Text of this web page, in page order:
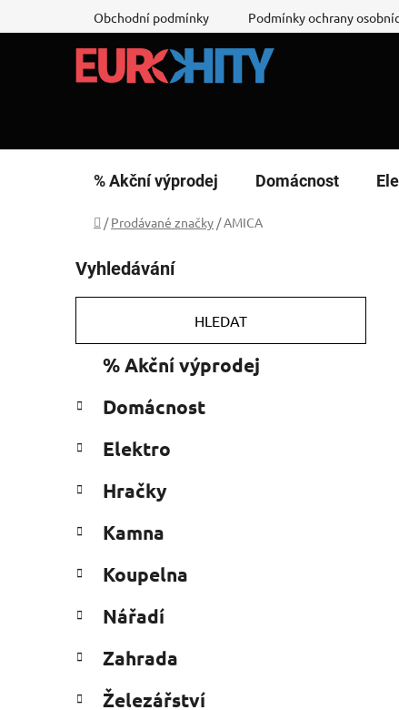
na
Obchodní podmínky Podmínky ochrany
% Akční výprodej Domácnost
Domů
/ Prodávané značky / AMICA
o
s
r
n
í
a
e
Vyhledávání
HLEDAT
kategorie
e
o
i
% Akční výprodej
Domácnost
Elektro
Hračky
Kamna
Koupelna
Nářadí
Zahrada
Železářství